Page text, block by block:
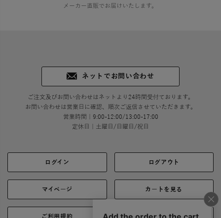
メーカー直販でお届けいたします。
ネットでお問い合わせ
ご注文及びお問い合わせはネットより24時間受付ております。
お問い合わせは営業日に確認、順次ご返信させていただきます。
営業時間｜9:00-12:00/13:00-17:00
定休日｜土曜日/日曜日/祝日
ログイン ログアウト
マイページ カートを見る
ご利用規約 ご利用ガイド